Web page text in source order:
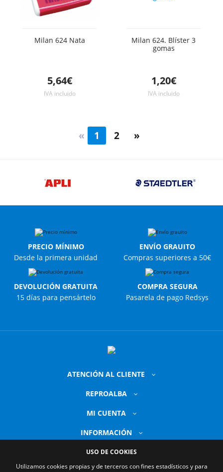
Milan 624 Nata
5,64€
IVA incluido
Milan 624. Blíster 3
gomas
1,20€
IVA incluido
« 1 2 »
PRECIO MÍNIMO
Desde la primera unidad
ENVÍO GRAUITO
Compras superiores a 50€
DEVOLUCIÓN GRATUITA
15 días para pensártelo
COMPRA SEGURA
Pasarela de pago Redsys
ATENCIÓN AL CLIENTE
REPROALBA
MI CUENTA
INFORMACIÓN
USO DE COOKIES
Utilizamos cookies propias y de terceros con fines estadísticos y para